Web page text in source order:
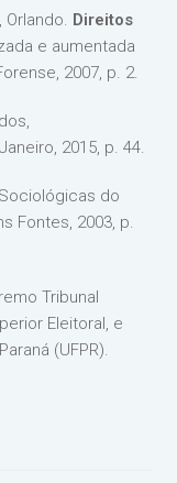
Orlando. Direitos
e aumentada
2007, p. 2.
2015, p. 44.
do
Fontes, 2003, p.
Tribunal
Eleitoral, e
(UFPR).